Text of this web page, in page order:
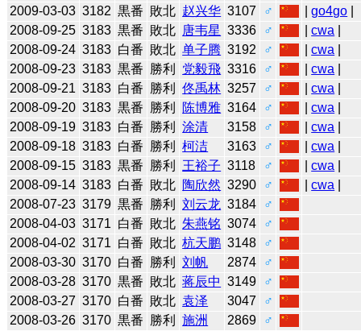
2009-03-03 3182 黒番 敗北 赵兴华 3107 ♂ |go4go
2008-09-25 3183 黒番 敗北 唐韦星 3336 ♂ |cwa
2008-09-24 3183 白番 敗北 单子腾 3192 ♂ |cwa
2008-09-23 3183 黒番 勝利 党毅飛 3316 ♂ |cwa
2008-09-21 3183 白番 勝利 佟禹林 3257 ♂ |cwa
2008-09-20 3183 黒番 勝利 陈博雅 3164 ♂ |cwa
2008-09-19 3183 白番 勝利 涂清 3158 ♂ |cwa
2008-09-18 3183 白番 勝利 柯洁 3163 ♂ |cwa
2008-09-15 3183 黒番 勝利 王裕子 3118 ♂ |cwa
2008-09-14 3183 白番 敗北 陶欣然 3290 ♂ |cwa
2008-07-23 3179 黒番 勝利 刘云龙 3184
♂
2008-04-03 3171 白番 敗北 朱燕铭 3074
♂
2008-04-02 3171 白番 敗北 杭天鹏 3148
♂
2008-03-30 3170 白番 勝利 刘帆 2874
♂
2008-03-28 3170 黒番 敗北 蒋辰中 3149
♂
2008-03-27 3170 白番 敗北 袁泽 3047
♂
2008-03-26 3170 黒番 勝利 施洲 2869
♂